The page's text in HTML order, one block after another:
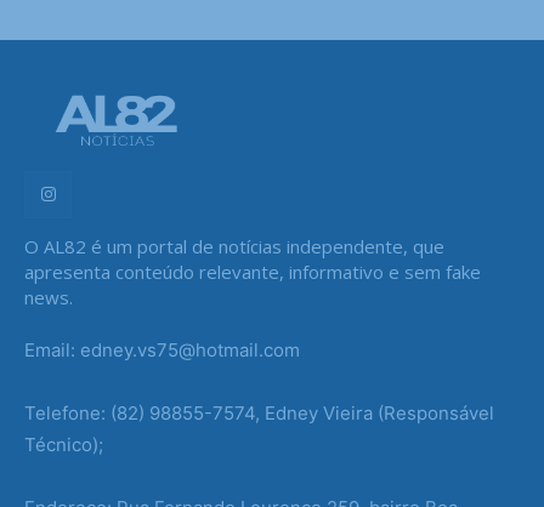
O AL82 é um portal de notícias independente, que
apresenta conteúdo relevante, informativo e sem fake
news.
Email: edney.vs75@hotmail.com
Telefone: (82) 98855-7574, Edney Vieira (Responsável
Técnico);